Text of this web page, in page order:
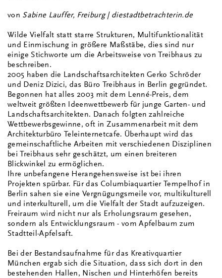
von Sabine Lauffer, Freiburg | diestadtbetrachterin.de
Wilde Vielfalt statt starre Strukturen, Multifunktionalität
und Einmischung in größere Maßstäbe, dies sind nur
einige Stichworte um die Arbeitsweise von Treibhaus zu
beschreiben.
2005 haben die Landschaftsarchitekten Gerko Schröder
und Deniz Dizici, das Büro Treibhaus in Berlin gegründet.
Begonnen hat alles 2003 mit dem Lenné-Preis, dem
weltweit größten Ideenwettbewerb für junge Garten- und
Landschaftsarchitekten. Danach folgten zahlreiche
Wettbewerbsgewinne, oft in Zusammenarbeit mit dem
Architekturbüro Teleinternetcafe. Überhaupt wird das
gemeinschaftliche Arbeiten mit verschiedenen Disziplinen
bei Treibhaus sehr geschätzt, um einen breiteren
Blickwinkel zu ermöglichen.
Ihre unbefangene Herangehensweise ist bei ihren
Projekten spürbar. Für das Columbiaquartier Tempelhof in
Berlin sahen sie eine Vergnügungsmeile vor, multikulturell
und interkulturell, um die Vielfalt der Stadt aufzuzeigen.
Freiraum wird nicht nur als Erholungsraum gesehen,
sondern als Entwicklungsraum - vom Apfelbaum zum
Stadtteil-Apfelsaft.
Bei der Bestandsaufnahme für das Kreativquartier
München ergab sich die Situation, dass sich dort in den
bestehenden Hallen, Nischen und Hinterhöfen bereits